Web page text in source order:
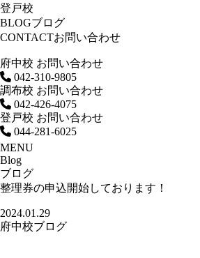
登戸校
BLOGブログ
CONTACTお問い合わせ
府中校 お問い合わせ
042-310-9805
調布校 お問い合わせ
042-426-4075
登戸校 お問い合わせ
044-281-6025
MENU
Blog
ブログ
整理券の申込開始しております！
2024.01.29
府中校ブログ